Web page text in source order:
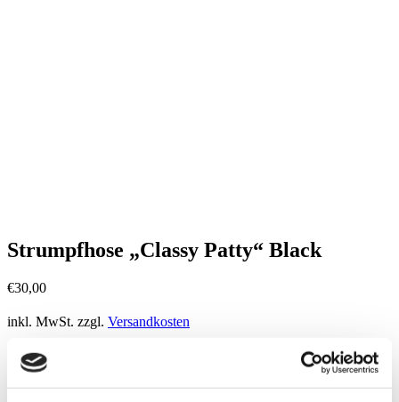
Strumpfhose „Classy Patty“ Black
€30,00
inkl. MwSt. zzgl. Versandkosten
Strumpfhose
softe Viskose